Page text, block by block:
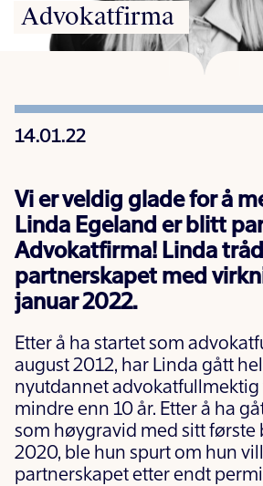
Advokatfirma
14.01.22
Vi er veldig glade for å
Linda Egeland er blitt
Advokatfirma! Linda
partnerskapet med
januar 2022.
Etter å ha startet som
august 2012, har Linda gått
nyutdannet advokatfullmektig
mindre enn 10 år. Etter å ha
som høygravid med sitt første
2020, ble hun spurt om hun
partnerskapet etter endt